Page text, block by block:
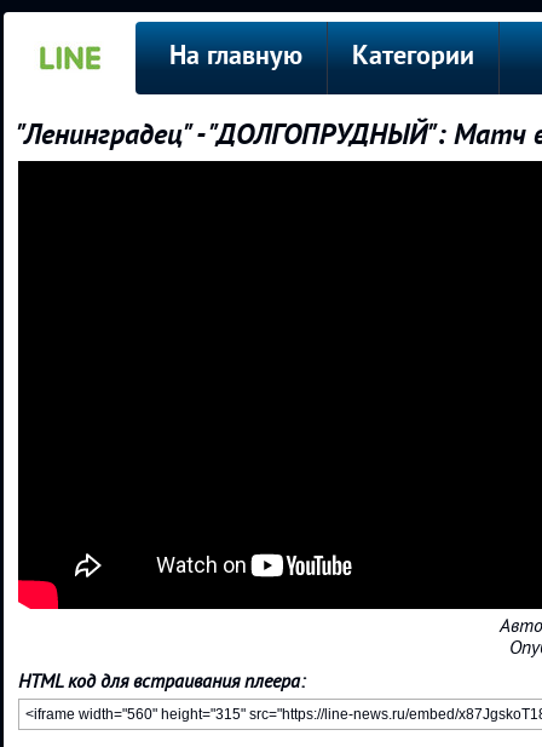
На главную Категории
"Ленинградец" - "ДОЛГОПРУДНЫЙ": Матч
HTML код для встраивания плеера: